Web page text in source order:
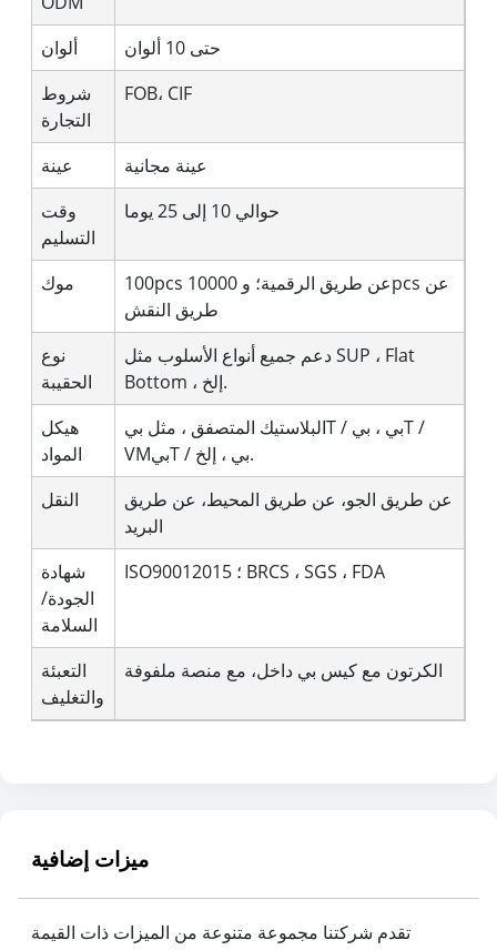
ألوان
حتى 10 ألوان
شروط
التجارة
FOB، CIF
عينة
عينة مجانية
وقت
التسليم
حوالي 10 إلى 25 يوما
موك
100pcs عن طريق الرقمية؛ و 10000pcs عن
طريق النقش
نوع
الحقيبة
دعم جميع أنواع الأسلوب مثل SUP ، Flat
Bottom ، إلخ.
هيكل
المواد
البلاستيك المتصفق ، مثل بيT / بي ، بيT /
VMبيT / بي ، إلخ.
النقل
عن طريق الجو، عن طريق المحيط، عن طريق
البريد
شهادة
الجودة/
السلامة
ISO90012015 ؛ BRCS ، SGS ، FDA
التعبئة
والتغليف
الكرتون مع كيس بي داخل، مع منصة ملفوفة
ميزات إضافية
تقدم شركتنا مجموعة متنوعة من الميزات ذات القيمة